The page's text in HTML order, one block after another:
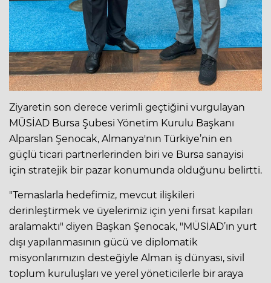
Ziyaretin son derece verimli geçtiğini vurgulayan
MÜSİAD Bursa Şubesi Yönetim Kurulu Başkanı
Alparslan Şenocak, Almanya'nın Türkiye’nin en
güçlü ticari partnerlerinden biri ve Bursa sanayisi
için stratejik bir pazar konumunda olduğunu belirtti.
"Temaslarla hedefimiz, mevcut ilişkileri
derinleştirmek ve üyelerimiz için yeni fırsat kapıları
aralamaktı" diyen Başkan Şenocak, "MÜSİAD’ın yurt
dışı yapılanmasının gücü ve diplomatik
misyonlarımızın desteğiyle Alman iş dünyası, sivil
toplum kuruluşları ve yerel yöneticilerle bir araya